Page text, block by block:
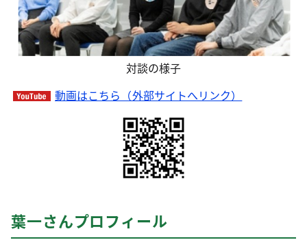
対談の様子
動画はこちら（外部サイトへリンク）
葉一さんプロフィール